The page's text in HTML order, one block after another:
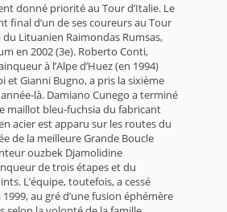
donné priorité au Tour d’Italie. Le
final d’un de ses coureurs au Tour
du Lituanien Raimondas Rumsas,
en 2002 (3e). Roberto Conti,
à l’Alpe d’Huez (en 1994)
et Gianni Bugno, a pris la sixième
là. Damiano Cunego a terminé
maillot bleu-fuchsia du fabricant
acier est apparu sur les routes du
de la meilleure Grande Boucle
ouzbek Djamolidine
de trois étapes et du
L’équipe, toutefois, a cessé
1999, au gré d’une fusion éphémère